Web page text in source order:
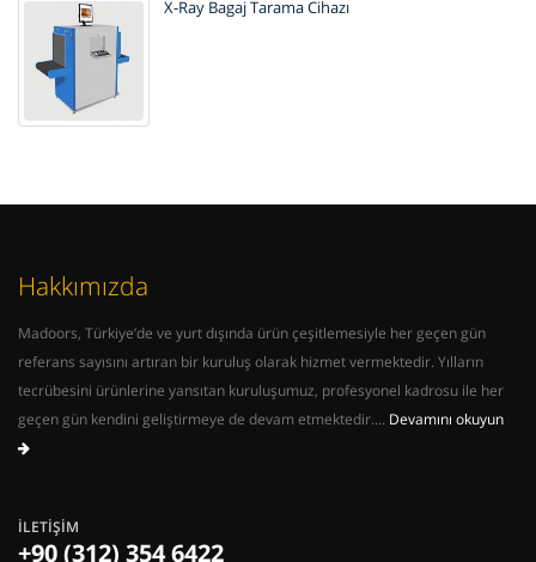
X-Ray Bagaj Tarama Cihazı
Hakkımızda
Madoors, Türkiye’de ve yurt dışında ürün çeşitlemesiyle her geçen gün
referans sayısını artıran bir kuruluş olarak hizmet vermektedir. Yılların
tecrübesini ürünlerine yansıtan kuruluşumuz, profesyonel kadrosu ile her
geçen gün kendini geliştirmeye de devam etmektedir.... Devamını okuyun
İLETIŞIM
+90 (312) 354 6422